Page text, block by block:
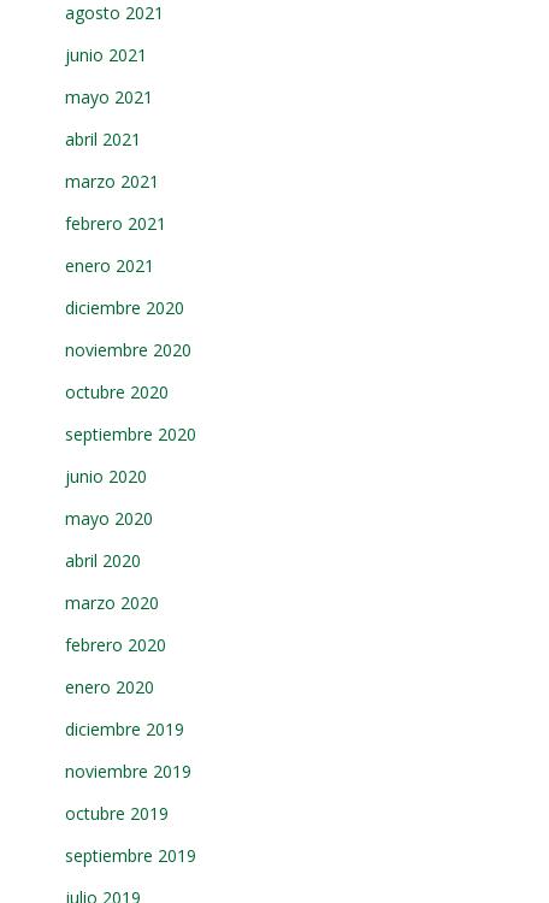
agosto 2021
junio 2021
mayo 2021
abril 2021
marzo 2021
febrero 2021
enero 2021
diciembre 2020
noviembre 2020
octubre 2020
septiembre 2020
junio 2020
mayo 2020
abril 2020
marzo 2020
febrero 2020
enero 2020
diciembre 2019
noviembre 2019
octubre 2019
septiembre 2019
julio 2019